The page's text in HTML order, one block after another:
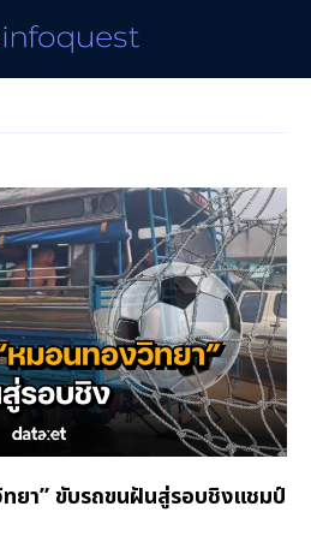
ยา” ขับรถขนฝันสู่รอบชิงแชมป์